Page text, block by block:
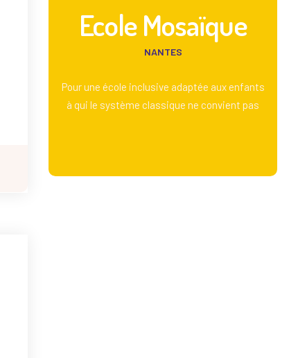
NANTES
Ecole Mosaïque
Pour une école inclusive adaptée aux enfants
à qui le système classique ne convient pas